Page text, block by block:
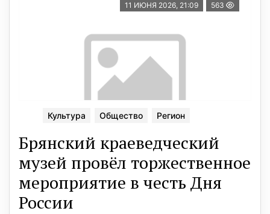
11 ИЮНЯ 2026, 21:09 563
Культура Общество Регион
Брянский краеведческий
музей провёл торжественное
мероприятие в честь Дня
России